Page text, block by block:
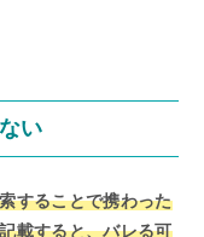
い
することで携わった
載すると、バレる可